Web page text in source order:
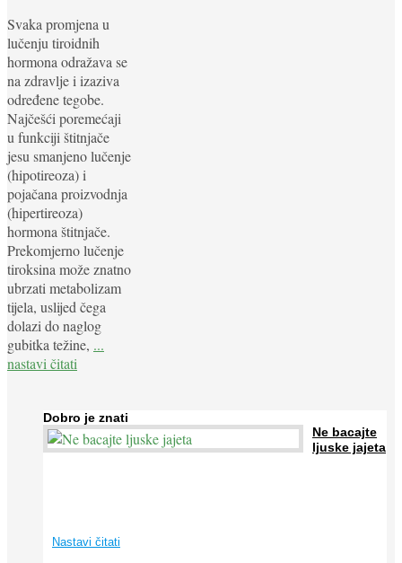
Svaka promjena u
lučenju tiroidnih
hormona odražava se
na zdravlje i izaziva
određene tegobe.
Najčešći poremećaji
u funkciji štitnjače
jesu smanjeno lučenje
(hipotireoza) i
pojačana proizvodnja
(hipertireoza)
hormona štitnjače.
Prekomjerno lučenje
tiroksina može znatno
ubrzati metabolizam
tijela, uslijed čega
dolazi do naglog
gubitka težine, ...
nastavi čitati
Dobro je znati
Ne bacajte
ljuske jajeta
Nastavi čitati